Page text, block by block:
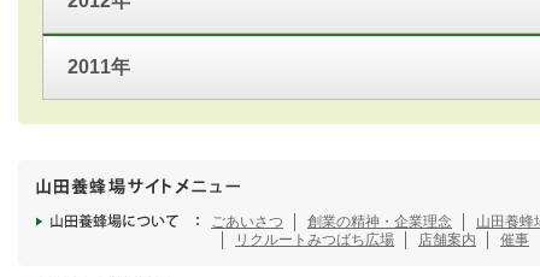
2011年
ごあいさつ 創業の精神・企業理念
山田養蜂
リクルート みつばち広場 店舗案内 催事